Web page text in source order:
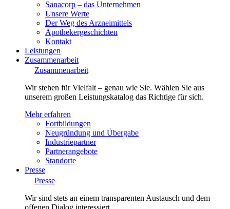
Sanacorp – das Unternehmen
Unsere Werte
Der Weg des Arzneimittels
Apothekergeschichten
Kontakt
Leistungen
Zusammenarbeit
Zusammenarbeit
Wir stehen für Vielfalt – genau wie Sie. Wählen Sie aus
unserem großen Leistungskatalog das Richtige für sich.
Mehr erfahren
Fortbildungen
Neugründung und Übergabe
Industriepartner
Partnerangebote
Standorte
Presse
Presse
Wir sind stets an einem transparenten Austausch und dem
offenen Dialog interessiert.